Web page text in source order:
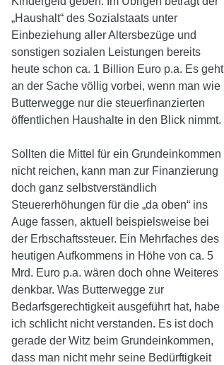
„Haushalt“ des Sozialstaats unter
Einbeziehung aller Altersbezüge und
sonstigen sozialen Leistungen bereits
heute schon ca. 1 Billion Euro p.a. Es geht
an der Sache völlig vorbei, wenn man wie
Butterwegge nur die steuerfinanzierten
öffentlichen Haushalte in den Blick nimmt.
Sollten die Mittel für ein Grundeinkommen
nicht reichen, kann man zur Finanzierung
doch ganz selbstverständlich
Steuererhöhungen für die „da oben“ ins
Auge fassen, aktuell beispielsweise bei
der Erbschaftssteuer. Ein Mehrfaches des
heutigen Aufkommens in Höhe von ca. 5
Mrd. Euro p.a. wären doch ohne Weiteres
denkbar. Was Butterwegge zur
Bedarfsgerechtigkeit ausgeführt hat, habe
ich schlicht nicht verstanden. Es ist doch
gerade der Witz beim Grundeinkommen,
dass man nicht mehr seine Bedürftigkeit